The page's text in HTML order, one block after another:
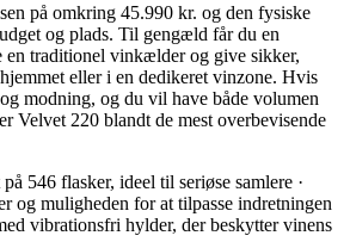
på omkring 45.990 kr. og den fysiske
og plads. Til gengæld får du en
en traditionel vinkælder og give sikker,
eller i en dedikeret vinzone. Hvis
modning, og du vil have både volumen
Velvet 220 blandt de mest overbevisende
546 flasker, ideel til seriøse samlere ·
og muligheden for at tilpasse indretningen
vibrationsfri hylder, der beskytter vinens